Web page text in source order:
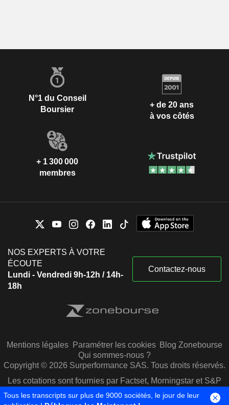
N°1 du Conseil
Boursier
+ de 20 ans
à vos côtés
+ 1 300 000
membres
NOS EXPERTS À VOTRE
ÉCOUTE
Lundi - Vendredi 9h-12h / 14h-
18h
Contactez-nous
Mentions légales Paramétrer les cookies Blog Zonebourse
Qui sommes-nous ?
Copyright © 2026 Surperformance SAS. Tous droits réservés.
Les cotations sont fournies par Factset, Morningstar et S&P
Capital IQ
Tous les transcripts sur plus de 9000 sociétés, le jour de leur